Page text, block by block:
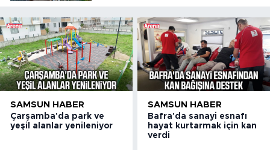
SAMSUN HABER
Çarşamba'da park ve
yeşil alanlar yenileniyor
SAMSUN HABER
Bafra'da sanayi esnafı
hayat kurtarmak için kan
verdi